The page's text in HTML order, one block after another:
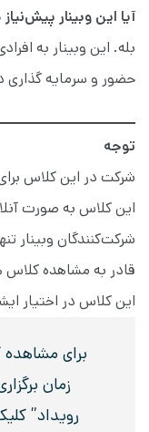
آیا این وبینار
حضور و سرمایه گذاری
توجه
شرکت در این کلاس
این کلاس به صورت
شرکت‌کنندگان وبینار
قادر به مشاهده
این کلاس در اختیار
برای
زمان
رویداد”